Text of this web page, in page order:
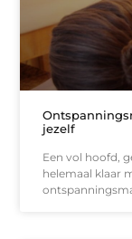
jezelf
Een vol hoofd,
helemaal klaar